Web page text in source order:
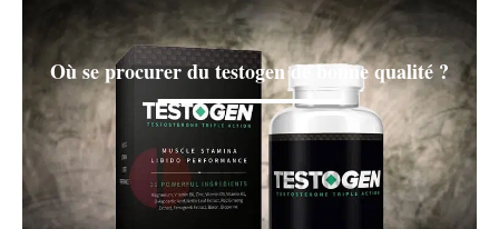
Où se procurer du testogen de bonne qualité ?